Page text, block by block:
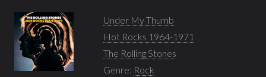
Under My Thumb
Hot Rocks 1964-1971
The Rolling Stones
Genre: Rock